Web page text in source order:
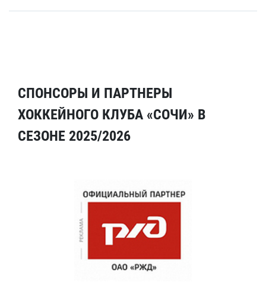
СПОНСОРЫ И ПАРТНЕРЫ
ХОККЕЙНОГО КЛУБА «СОЧИ» В
СЕЗОНЕ 2025/2026